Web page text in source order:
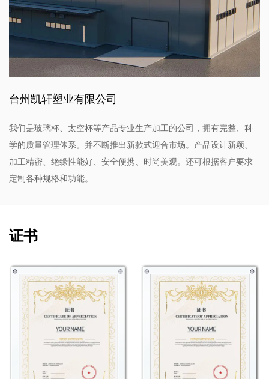
有需求。
总之，8084 不仅仅是一个水壶；它是实用性和风格的体
现。凭借其高质量的 PC 材料、充足的容量、创新的瓶盖设
计和鲜艳的颜色选择，它是大多数想要轻松而优雅地补水的
体验一款旨在无缝融入您活跃生活方式的产品。
台州凯轩塑业有限公司
我们是玻璃杯、太空杯等产品专业生产加工的公司，拥有完整、科
学的质量管理体系。并不断推出新款式迎合市场。产品设计新颖、
加工精密、绝缘性能好、安全便携、时尚美观。还可根据客户要求
定制各种规格和功能。
证书